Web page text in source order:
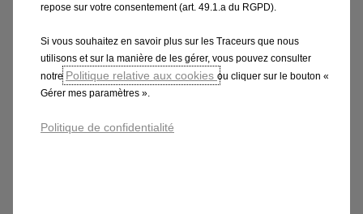
repose sur votre consentement (art. 49.1.a du RGPD).
Si vous souhaitez en savoir plus sur les Traceurs que nous
utilisons et sur la manière de les gérer, vous pouvez consulter
notre Politique relative aux cookies ou cliquer sur le bouton «
Gérer mes paramètres ».
Politique de confidentialité